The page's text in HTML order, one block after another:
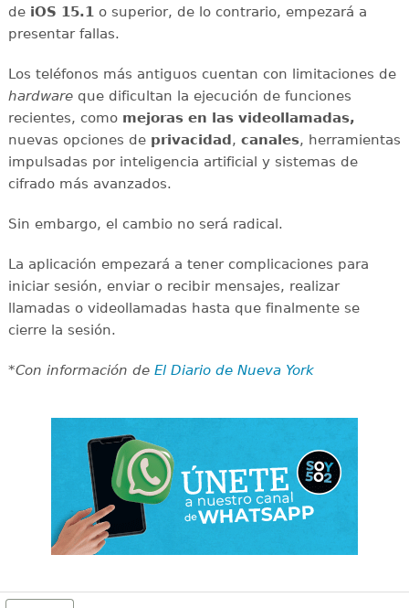
deiOS 15.1o superior, de lo contrario, empezará a
presentar fallas.
Los teléfonos más antiguos cuentan con limitaciones de
hardwareque dificultan la ejecución de funciones
recientes, como mejoras en las videollamadas,
nuevas opciones de privacidad, canales, herramientas
impulsadas por inteligencia artificial y sistemas de
cifrado más avanzados.
Sin embargo, el cambio no será radical.
La aplicación empezará a tener complicaciones para
iniciar sesión, enviar o recibir mensajes, realizar
llamadas o videollamadas hasta que finalmente se
cierre la sesión.
*Con información de El Diario de Nueva York